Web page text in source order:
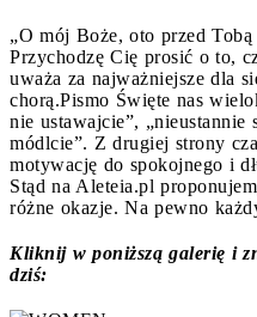
„O mój Boże, oto przed
Przychodzę Cię prosić o to,
uważa za najważniejsze dla
chorą.Pismo Święte nas
nie ustawajcie”, „nieustannie
módlcie”. Z drugiej strony
motywację do spokojnego i
Stąd na Aleteia.pl
różne okazje. Na pewno
Kliknij w poniższą galerię i
dziś: